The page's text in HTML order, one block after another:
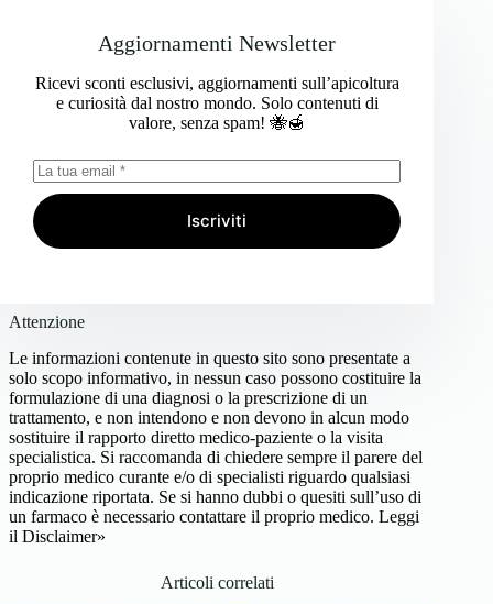
Aggiornamenti Newsletter
Ricevi sconti esclusivi, aggiornamenti sull’apicoltura
e curiosità dal nostro mondo. Solo contenuti di
valore, senza spam! 🐝🍯
Iscriviti
Attenzione
Le informazioni contenute in questo sito sono presentate a
solo scopo informativo, in nessun caso possono costituire la
formulazione di una diagnosi o la prescrizione di un
trattamento, e non intendono e non devono in alcun modo
sostituire il rapporto diretto medico-paziente o la visita
specialistica. Si raccomanda di chiedere sempre il parere del
proprio medico curante e/o di specialisti riguardo qualsiasi
indicazione riportata. Se si hanno dubbi o quesiti sull’uso di
un farmaco è necessario contattare il proprio medico. Leggi
il Disclaimer»
Articoli correlati